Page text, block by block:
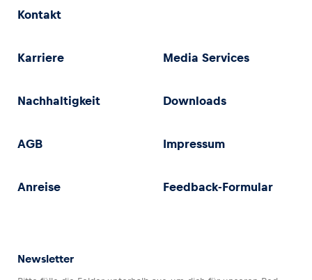
Kontakt
Karriere Media Services
Nachhaltigkeit Downloads
AGB Impressum
Anreise Feedback-Formular
Newsletter